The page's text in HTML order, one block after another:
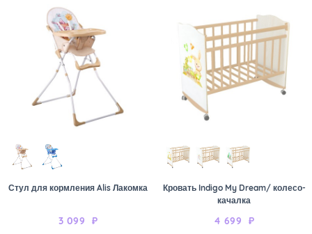
Стул для кормления Alis Лакомка
3 099 ₽
Кровать Indigo My Dream/ колесо-
качалка
4 699 ₽